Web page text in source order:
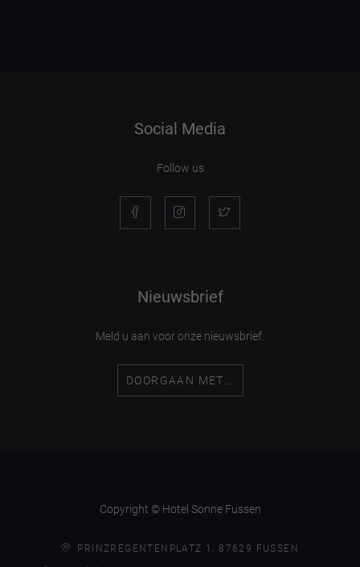
Social Media
Follow us
Nieuwsbrief
Meld u aan voor onze nieuwsbrief.
DOORGAAN MET...
Copyright © Hotel Sonne Fussen
PRINZREGENTENPLATZ 1, 87629 FUSSEN